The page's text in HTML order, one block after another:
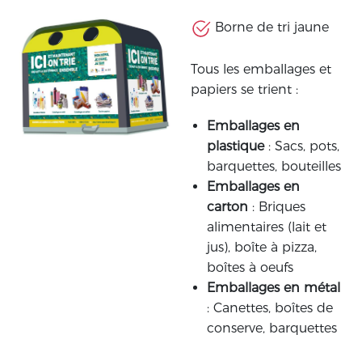
Borne de tri jaune
Tous les emballages et
papiers se trient :
Emballages en
plastique: Sacs, pots,
barquettes, bouteilles
Emballages en
carton : Briques
alimentaires (lait et
jus), boîte à pizza,
boîtes à oeufs
Emballages en métal
: Canettes, boîtes de
conserve, barquettes